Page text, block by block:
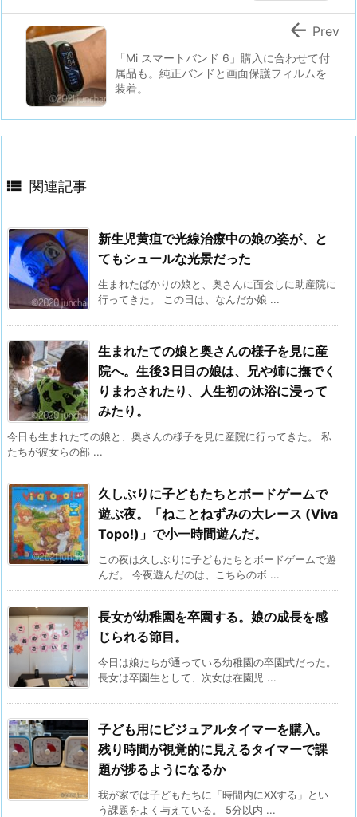
「Mi スマートバンド 6」購入に合わせて付
属品も。純正バンドと画面保護フィルムを
装着。
 Prev
 関連記事
新生児黄疸で光線治療中の娘の姿が、と
てもシュールな光景だった
生まれたばかりの娘と、奥さんに面会しに助産院に
行ってきた。 この日は、なんだか娘 ...
生まれたての娘と奥さんの様子を見に産
院へ。生後3日目の娘は、兄や姉に撫でく
りまわされたり、人生初の沐浴に浸って
みたり。
今日も生まれたての娘と、奥さんの様子を見に産院に行ってきた。 私
たちが彼女らの部 ...
久しぶりに子どもたちとボードゲームで
遊ぶ夜。「ねことねずみの大レース (Viva
Topo!)」で小一時間遊んだ。
この夜は久しぶりに子どもたちとボードゲームで遊
んだ。 今夜遊んだのは、こちらのボ ...
長女が幼稚園を卒園する。娘の成長を感
じられる節目。
今日は娘たちが通っている幼稚園の卒園式だった。
長女は卒園生として、次女は在園児 ...
子ども用にビジュアルタイマーを購入。
残り時間が視覚的に見えるタイマーで課
題が捗るようになるか
我が家では子どもたちに「時間内にXXする」とい
う課題をよく与えている。 5分以内 ...